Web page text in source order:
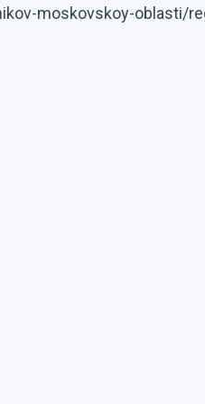
moskovskoy-oblasti/